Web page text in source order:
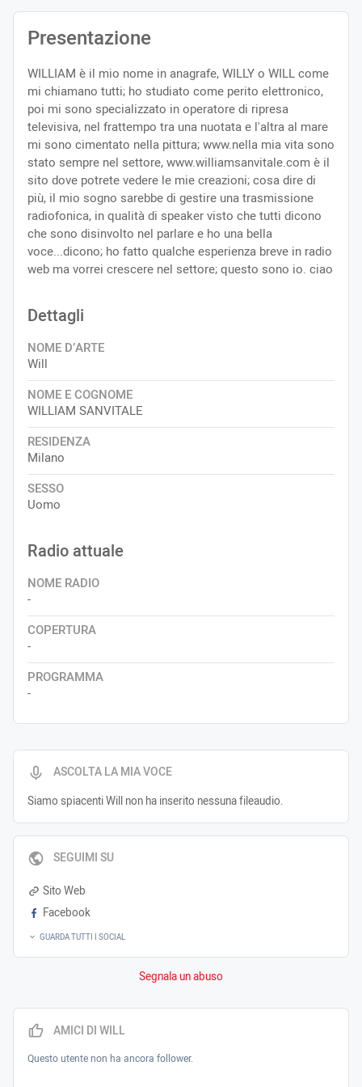
ASCOLTA LA MIA VOCE
Siamo spiacenti Will non ha inserito nessuna fileaudio.
SEGUIMI SU
Sito Web
Facebook
GUARDA TUTTI I SOCIAL
Segnala un abuso
Presentazione
WILLIAM è il mio nome in anagrafe, WILLY o WILL come
mi chiamano tutti; ho studiato come perito elettronico,
poi mi sono specializzato in operatore di ripresa
televisiva, nel frattempo tra una nuotata e l'altra al mare
mi sono cimentato nella pittura; www.nella mia vita sono
stato sempre nel settore, www.williamsanvitale.com è il
sito dove potrete vedere le mie creazioni; cosa dire di
più, il mio sogno sarebbe di gestire una trasmissione
radiofonica, in qualità di speaker visto che tutti dicono
che sono disinvolto nel parlare e ho una bella
voce...dicono; ho fatto qualche esperienza breve in radio
web ma vorrei crescere nel settore; questo sono io. ciao
Dettagli
NOME D’ARTE
Will
NOME E COGNOME
WILLIAM SANVITALE
RESIDENZA
Milano
SESSO
Uomo
Radio attuale
NOME RADIO
-
COPERTURA
-
PROGRAMMA
-
AMICI DI WILL
Questo utente non ha ancora follower.